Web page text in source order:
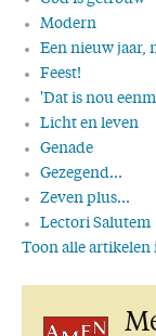
Modern
Een nieuw jaar,
Feest!
'Dat is nou
Licht en leven
Genade
Gezegend...
Zeven plus...
Lectori Salutem
Toon alle artikelen
Respect